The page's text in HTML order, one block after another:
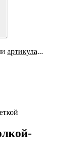
артикула...